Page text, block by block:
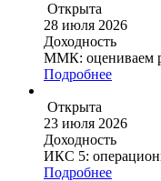
Открыта
28 июля 2026
Доходность
ММК: оцениваем
Подробнее
Открыта
23 июля 2026
Доходность
ИКС 5:
Подробнее